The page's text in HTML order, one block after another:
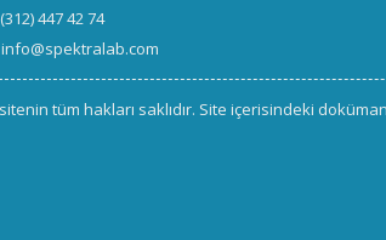
447 42 74
tüm hakları saklıdır. Site içerisindeki